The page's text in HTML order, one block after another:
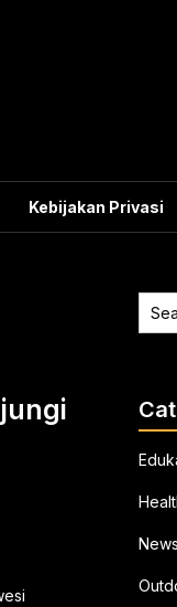
Kebijakan Privasi
News